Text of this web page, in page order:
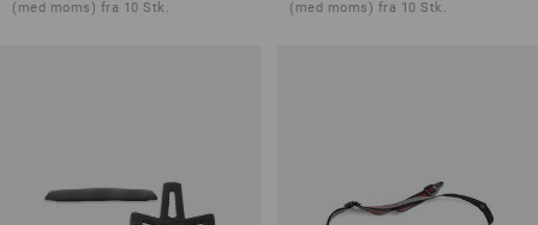
(med moms) fra 10 Stk. (med moms) fra 10 Stk.